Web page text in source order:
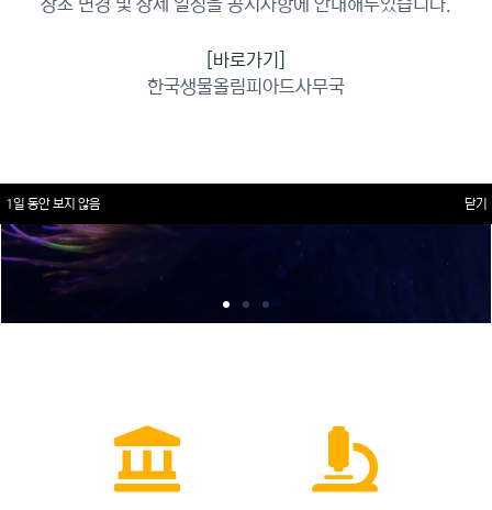
이수증명서 확인 바로가기
장소 변경 및 상세 일정을 공지사항에 안내해두었습니다.
[바로가기]
한국생물올림피아드사무국
1일 동안 보지 않음 닫기